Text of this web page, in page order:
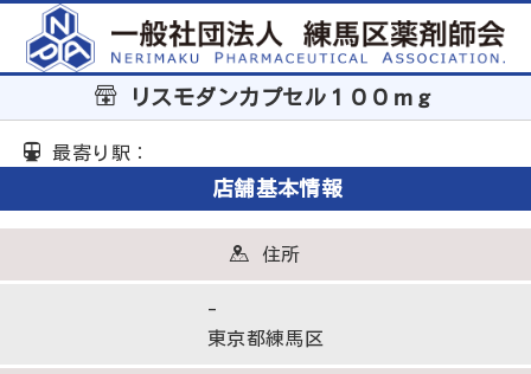
リスモダンカプセル１００ｍｇ
最寄り駅：
店舗基本情報
住所
-
東京都練馬区